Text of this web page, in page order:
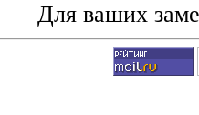
Для ваших